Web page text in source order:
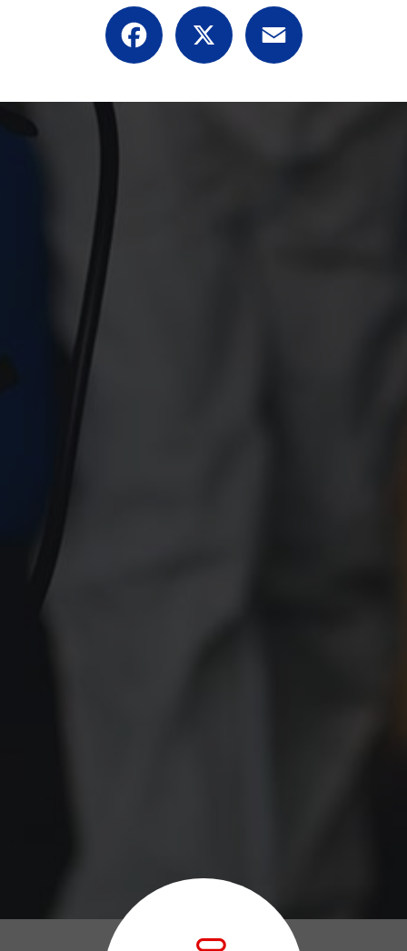
Facebook